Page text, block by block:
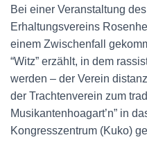
Bei einer Veranstaltung
Erhaltungsvereins
einem Zwischenfall
“Witz” erzählt, in dem
werden – der Verein
der Trachtenverein zum
Musikantenhoagart’n” in
Kongresszentrum (Kuko)